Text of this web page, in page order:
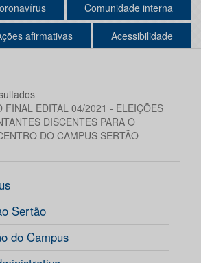
Comunidade interna
afirmativas Acessibilidade
FINAL EDITAL 04/2021 - ELEIÇÕES
DISCENTES PARA O
DO CAMPUS SERTÃO
Sertão
do Campus